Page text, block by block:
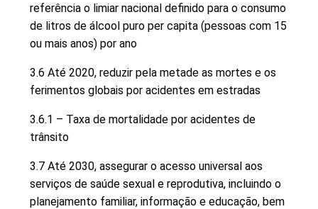
referência o limiar nacional definido para o consumo
de litros de álcool puro per capita (pessoas com 15
ou mais anos) por ano
3.6 Até 2020, reduzir pela metade as mortes e os
ferimentos globais por acidentes em estradas
3.6.1 – Taxa de mortalidade por acidentes de
trânsito
3.7 Até 2030, assegurar o acesso universal aos
serviços de saúde sexual e reprodutiva, incluindo o
planejamento familiar, informação e educação, bem